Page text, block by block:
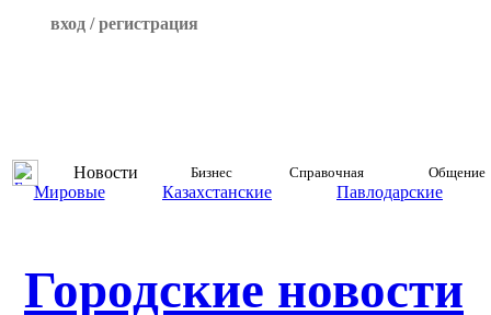
вход / регистрация
Новости Бизнес Справочная Общение
Мировые Казахстанские Павлодарские
Городские новости